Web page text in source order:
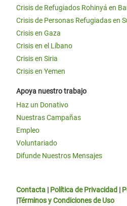
Crisis de Refugiados Rohinyá en
Crisis de Personas Refugiadas en
Crisis en Gaza
Crisis en el Líbano
Crisis en Siria
Crisis en Yemen
Apoya nuestro trabajo
Haz un Donativo
Nuestras Campañas
Empleo
Voluntariado
Difunde Nuestros Mensajes
Contacta | Política de Privacidad |
|Términos y Condiciones de Uso